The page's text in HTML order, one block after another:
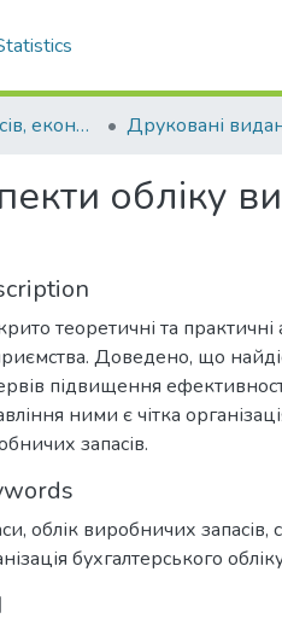
Кафедра фінансів, економічних досліджень і туризму
обліку
теоретичні та
Доведено, що
підвищення
ними є чітка
запасів.
облік виробничих запасів,
бухгалтерського